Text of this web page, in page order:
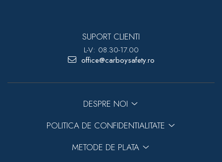
SUPORT CLIENTI
L-V: 08.30-17.00
office@carboysafety.ro
DESPRE NOI
POLITICA DE CONFIDENTIALITATE
METODE DE PLATA